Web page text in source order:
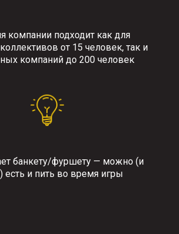
компании подходит как для
от 15 человек, так и
компаний до 200 человек
банкету/фуршету — можно (и
есть и пить во время игры